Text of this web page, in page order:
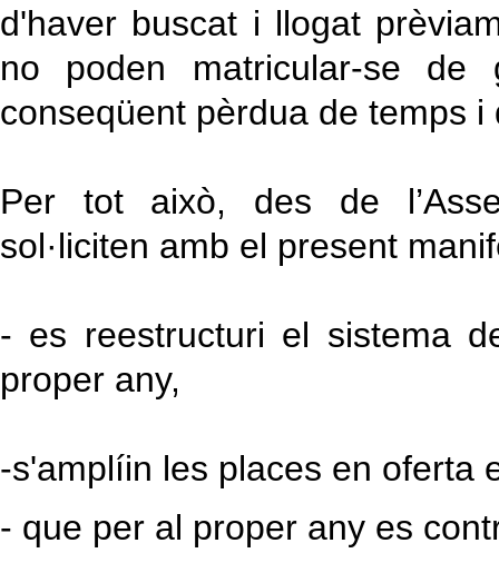
d'haver buscat i llogat
no poden matricular-se de
conseqüent pèrdua de temps i
Per tot això, des de
sol·liciten amb el present
- es reestructuri el sistema
proper any,
-s'amplíin les places en oferta
- que per al proper any es